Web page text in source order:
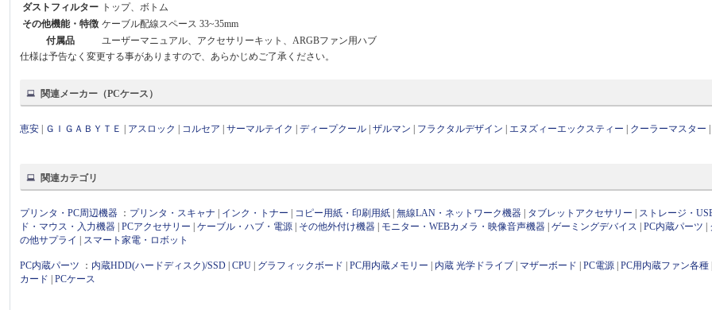
ダストフィルター トップ、ボトム
その他機能・特徴 ケーブル配線スペース 33~35mm
付属品
ユーザーマニュアル、アクセサリーキット、ARGBファン用ハブ
仕様は予告なく変更する事がありますので、あらかじめご了承ください。
関連メーカー（PCケース）
恵安 | ＧＩＧＡＢＹＴＥ | アスロック | コルセア |サーマルテイク |ディープクール |ザルマン | フラクタルデザイン | エヌズィーエックスティー | クーラーマスター |
関連カテゴリ
プリンタ・PC周辺機器 ： プリンタ・スキャナ | インク・トナー | コピー用紙・印刷用紙 |無線LAN・ネットワーク機器 | タブレットアクセサリー | ストレージ・
ド・マウス・入力機器 |PCアクセサリー |ケーブル・ハブ・電源 | その他外付け機器 | モニター・WEBカメラ・映像音声機器 |ゲーミングデバイス |PC内蔵パーツ |
の他サプライ | スマート家電・ロボット
PC内蔵パーツ ： 内蔵HDD(ハードディスク)/SSD |CPU | グラフィックボード |PC用内蔵メモリー | 内蔵 光学ドライブ | マザーボード |PC電源 |PC用内蔵ファン各種
カード |PCケース